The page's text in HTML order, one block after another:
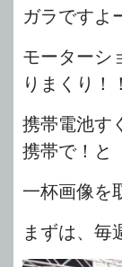
ガラですよ
モーターシ
りまくり！
携帯電池す
携帯で！と
一杯画像を
まずは、毎